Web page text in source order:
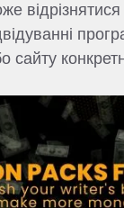
сайту